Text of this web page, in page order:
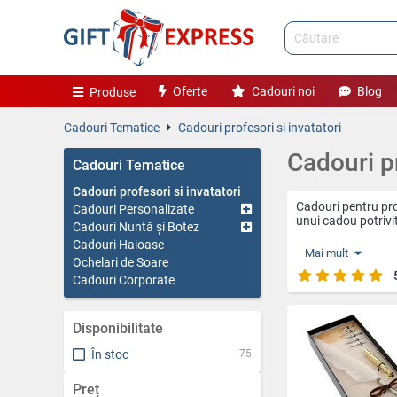
Produse Oferte Cadouri noi Blog
Cadouri Tematice Cadouri profesori si invatatori
Cadouri Tematice
Cadouri profesori si invatatori
Cadouri Personalizate
Cadouri Nuntă și Botez
Cadouri Haioase
Ochelari de Soare
Cadouri Corporate
Disponibilitate
În stoc 75
Preț
Cadouri
Cadouri pentru
unui cadou
Categoria
școlar la Ziua
mesaje
Mai mult